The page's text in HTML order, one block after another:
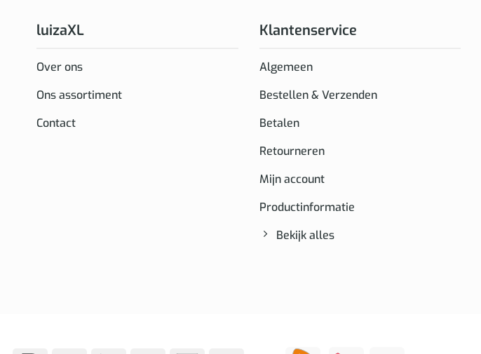
luizaXL
Over ons
Ons assortiment
Contact
Klantenservice
Algemeen
Bestellen & Verzenden
Betalen
Retourneren
Mijn account
Productinformatie
Bekijk alles